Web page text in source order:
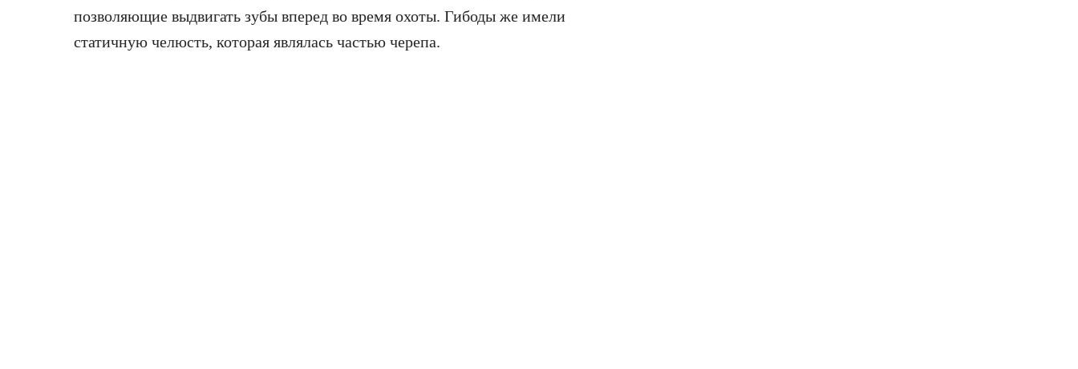
позволяющие выдвигать зубы вперед во время охоты. Гибоды же имели
статичную челюсть, которая являлась частью черепа.